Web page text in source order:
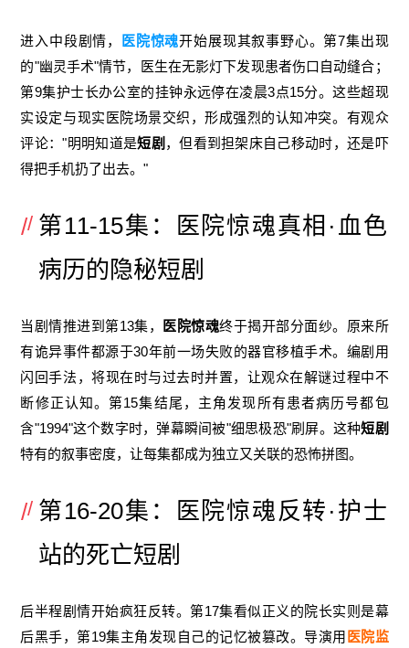
进入中段剧情， 医院惊魂开始展现其叙事野心。第7集出现
的"幽灵手术"情节，医生在无影灯下发现患者伤口自动缝合；
第9集护士长办公室的挂钟永远停在凌晨3点15分。这些超现
实设定与现实医院场景交织，形成强烈的认知冲突。有观众
评论："明明知道是短剧 ，但看到担架床自己移动时，还是吓
得把手机扔了出去。"
第11-15集：医院惊魂真相·血色
病历的隐秘短剧
当剧情推进到第13集， 医院惊魂终于揭开部分面纱。原来所
有诡异事件都源于30年前一场失败的器官移植手术。编剧用
闪回手法，将现在时与过去时并置，让观众在解谜过程中不
断修正认知。第15集结尾，主角发现所有患者病历号都包
含"1994"这个数字时，弹幕瞬间被"细思极恐"刷屏。这种短剧
特有的叙事密度，让每集都成为独立又关联的恐怖拼图。
第16-20集：医院惊魂反转·护士
站的死亡短剧
后半程剧情开始疯狂反转。第17集看似正义的院长实则是幕
后黑手，第19集主角发现自己的记忆被篡改。导演用 医院监